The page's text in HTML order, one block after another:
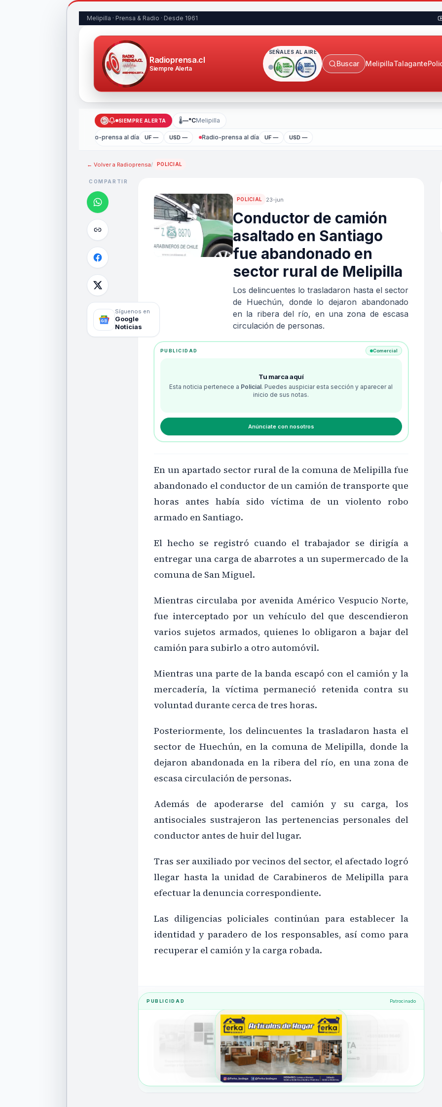
Melipilla · Prensa & Radio · Desde 1961
Radioprensa.cl
Siempre Alerta
SEÑALES AL AIRE
Buscar MelipillaTalagante
SIEMPRE ALERTA 🌡—°CMelipilla
Radio-prensa al día UF — USD — Radio-prensa al día UF — USD —
← Volver a Radioprensa/ POLICIAL
COMPARTIR
Síguenos en
Google
Noticias
POLICIAL 23-jun
Conductor de camión
asaltado en Santiago
fue abandonado en
sector rural de Melipilla
Los delincuentes lo trasladaron hasta el sector
de Huechún, donde lo dejaron abandonado
en la ribera del río, en una zona de escasa
circulación de personas.
PUBLICIDAD Comercial
Tu marca aquí
Esta noticia pertenece a Policial. Puedes auspiciar esta sección y aparecer al
inicio de sus notas.
Anúnciate con nosotros
En un apartado sector rural de la comuna de Melipilla fue
abandonado el conductor de un camión de transporte que
horas antes había sido víctima de un violento robo
armado en Santiago.
El hecho se registró cuando el trabajador se dirigía a
entregar una carga de abarrotes a un supermercado de la
comuna de San Miguel.
Mientras circulaba por avenida Américo Vespucio Norte,
fue interceptado por un vehículo del que descendieron
varios sujetos armados, quienes lo obligaron a bajar del
camión para subirlo a otro automóvil.
Mientras una parte de la banda escapó con el camión y la
mercadería, la víctima permaneció retenida contra su
voluntad durante cerca de tres horas.
Posteriormente, los delincuentes la trasladaron hasta el
sector de Huechún, en la comuna de Melipilla, donde la
dejaron abandonada en la ribera del río, en una zona de
escasa circulación de personas.
Además de apoderarse del camión y su carga, los
antisociales sustrajeron las pertenencias personales del
conductor antes de huir del lugar.
Tras ser auxiliado por vecinos del sector, el afectado logró
llegar hasta la unidad de Carabineros de Melipilla para
efectuar la denuncia correspondiente.
Las diligencias policiales continúan para establecer la
identidad y paradero de los responsables, así como para
recuperar el camión y la carga robada.
PUBLICIDAD Patrocinado